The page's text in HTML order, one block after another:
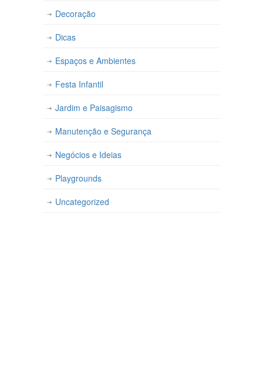
Decoração
Dicas
Espaços e Ambientes
Festa Infantil
Jardim e Paisagismo
Manutenção e Segurança
Negócios e Ideias
Playgrounds
Uncategorized